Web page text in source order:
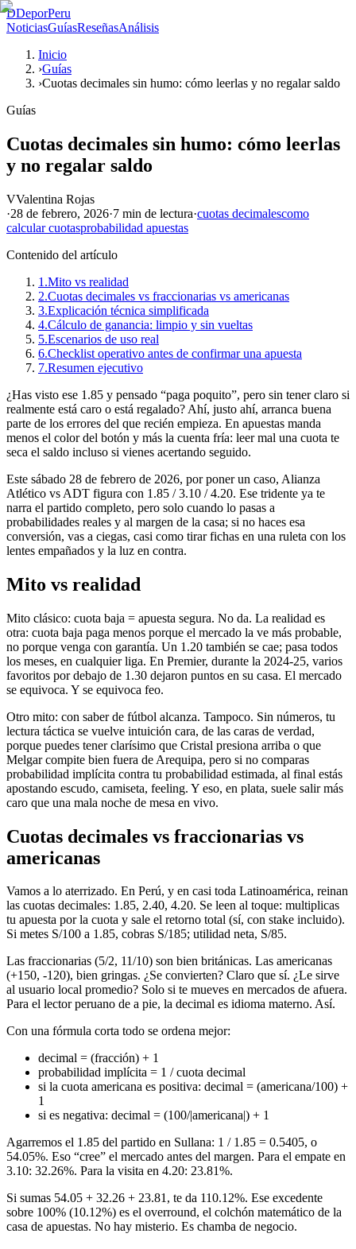
DDeporPeru
NoticiasGuíasReseñasAnálisis
Inicio
›Guías
›Cuotas decimales sin humo: cómo leerlas y no regalar saldo
Guías
Cuotas decimales sin humo: cómo leerlas
y no regalar saldo
VValentina Rojas
·28 de febrero, 2026·7 min de lectura·cuotas decimalescomo
calcular cuotasprobabilidad apuestas
Contenido del artículo
1.Mito vs realidad
2.Cuotas decimales vs fraccionarias vs americanas
3.Explicación técnica simplificada
4.Cálculo de ganancia: limpio y sin vueltas
5.Escenarios de uso real
6.Checklist operativo antes de confirmar una apuesta
7.Resumen ejecutivo
¿Has visto ese 1.85 y pensado “paga poquito”, pero sin tener claro si
realmente está caro o está regalado? Ahí, justo ahí, arranca buena
parte de los errores del que recién empieza. En apuestas manda
menos el color del botón y más la cuenta fría: leer mal una cuota te
seca el saldo incluso si vienes acertando seguido.
Este sábado 28 de febrero de 2026, por poner un caso, Alianza
Atlético vs ADT figura con 1.85 / 3.10 / 4.20. Ese tridente ya te
narra el partido completo, pero solo cuando lo pasas a
probabilidades reales y al margen de la casa; si no haces esa
conversión, vas a ciegas, casi como tirar fichas en una ruleta con los
lentes empañados y la luz en contra.
Mito vs realidad
Mito clásico: cuota baja = apuesta segura. No da. La realidad es
otra: cuota baja paga menos porque el mercado la ve más probable,
no porque venga con garantía. Un 1.20 también se cae; pasa todos
los meses, en cualquier liga. En Premier, durante la 2024-25, varios
favoritos por debajo de 1.30 dejaron puntos en su casa. El mercado
se equivoca. Y se equivoca feo.
Otro mito: con saber de fútbol alcanza. Tampoco. Sin números, tu
lectura táctica se vuelve intuición cara, de las caras de verdad,
porque puedes tener clarísimo que Cristal presiona arriba o que
Melgar compite bien fuera de Arequipa, pero si no comparas
probabilidad implícita contra tu probabilidad estimada, al final estás
apostando escudo, camiseta, feeling. Y eso, en plata, suele salir más
caro que una mala noche de mesa en vivo.
Cuotas decimales vs fraccionarias vs
americanas
Vamos a lo aterrizado. En Perú, y en casi toda Latinoamérica, reinan
las cuotas decimales: 1.85, 2.40, 4.20. Se leen al toque: multiplicas
tu apuesta por la cuota y sale el retorno total (sí, con stake incluido).
Si metes S/100 a 1.85, cobras S/185; utilidad neta, S/85.
Las fraccionarias (5/2, 11/10) son bien británicas. Las americanas
(+150, -120), bien gringas. ¿Se convierten? Claro que sí. ¿Le sirve
al usuario local promedio? Solo si te mueves en mercados de afuera.
Para el lector peruano de a pie, la decimal es idioma materno. Así.
Con una fórmula corta todo se ordena mejor:
decimal = (fracción) + 1
probabilidad implícita = 1 / cuota decimal
si la cuota americana es positiva: decimal = (americana/100) +
1
si es negativa: decimal = (100/|americana|) + 1
Agarremos el 1.85 del partido en Sullana: 1 / 1.85 = 0.5405, o
54.05%. Eso “cree” el mercado antes del margen. Para el empate en
3.10: 32.26%. Para la visita en 4.20: 23.81%.
Si sumas 54.05 + 32.26 + 23.81, te da 110.12%. Ese excedente
sobre 100% (10.12%) es el overround, el colchón matemático de la
casa de apuestas. No hay misterio. Es chamba de negocio.